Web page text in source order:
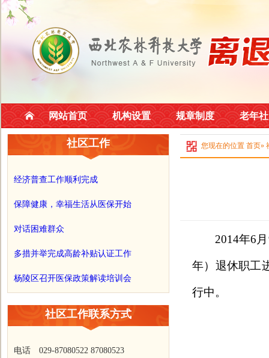
网站首页 机构设置 规章制度 老年
社区工作
经济普查工作顺利完成
保障健康，幸福生活从医保开始
对话困难群众
多措并举完成高龄补贴认证工作
杨陵区召开医保政策解读培训会
社区工作联系方式
电话 029-87080522 87080523
您现在的位置 首页»
2014年6月
年）退休职工
行中。